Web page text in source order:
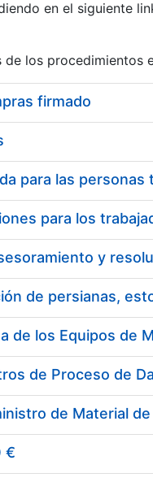
en el siguiente
de los procedimientos
firmado
de persianas,
€